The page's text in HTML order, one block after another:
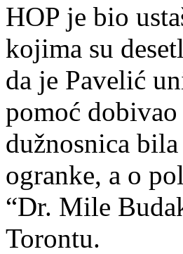
HOP je bio
kojima su
da je Pavelić
pomoć
dužnosnica
ogranke, a o
“Dr. Mile
Torontu.